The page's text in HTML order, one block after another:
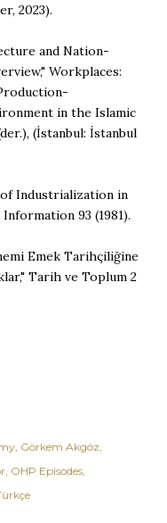
2023).
and Nation-
Workplaces:
in the Islamic
(İstanbul: İstanbul
of Industrialization in
93 (1981).
Emek Tarihçiliğine
Tarih ve Toplum 2
Görkem Akgöz
OHP Episodes